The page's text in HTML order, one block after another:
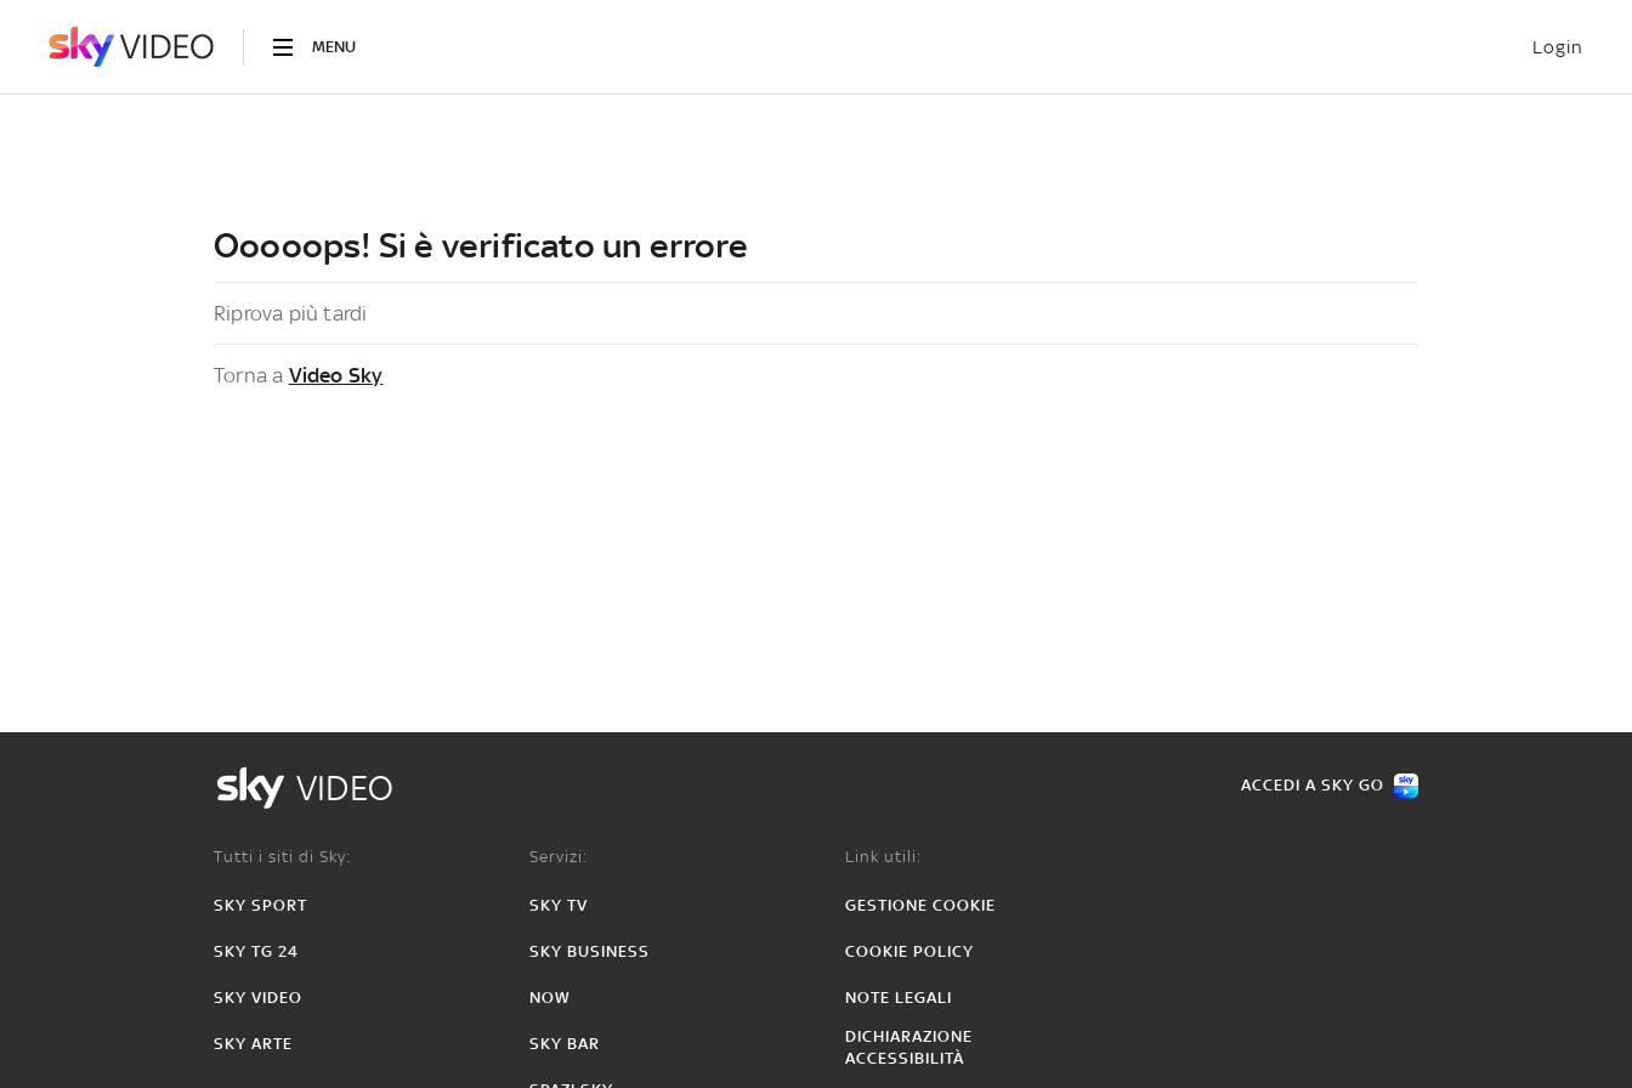
MENU Login
Ooooops! Si è verificato un errore
Riprova più tardi
Torna a Video Sky
VIDEO ACCEDI A SKY GO
Tutti i siti di Sky:
SKY SPORT
SKY TG 24
SKY VIDEO
SKY ARTE
Servizi:
SKY TV
SKY BUSINESS
NOW
SKY BAR
Link utili:
GESTIONE COOKIE
COOKIE POLICY
NOTE LEGALI
DICHIARAZIONE
ACCESSIBILITÀ